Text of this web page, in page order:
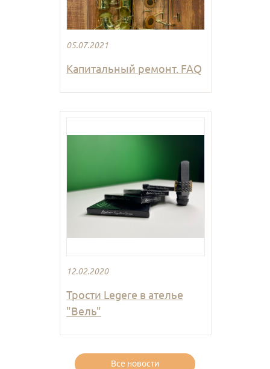
05.07.2021
Капитальный ремонт. FAQ
12.02.2020
Трости Legere в ателье
"Вель"
Все новости